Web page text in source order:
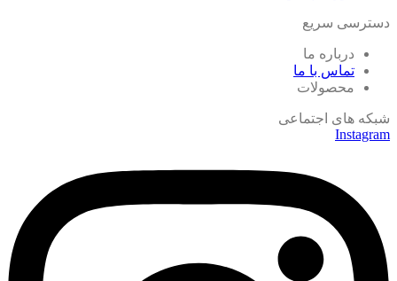
دسترسی سریع
درباره ما
تماس با ما
محصولات
شبکه های اجتماعی
Instagram